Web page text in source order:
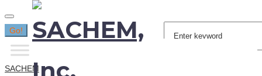
Search
for:
Go!
SACHEM